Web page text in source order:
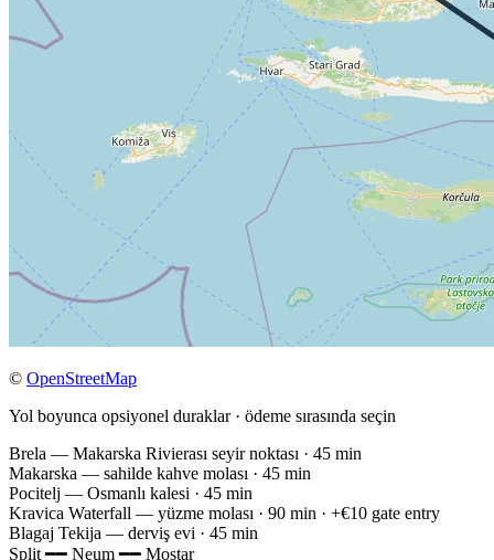
© OpenStreetMap
Yol boyunca opsiyonel duraklar · ödeme sırasında seçin
Brela — Makarska Rivierası seyir noktası · 45 min
Makarska — sahilde kahve molası · 45 min
Pocitelj — Osmanlı kalesi · 45 min
Kravica Waterfall — yüzme molası · 90 min · +€10 gate entry
Blagaj Tekija — derviş evi · 45 min
Split━━ Neum━━ Mostar